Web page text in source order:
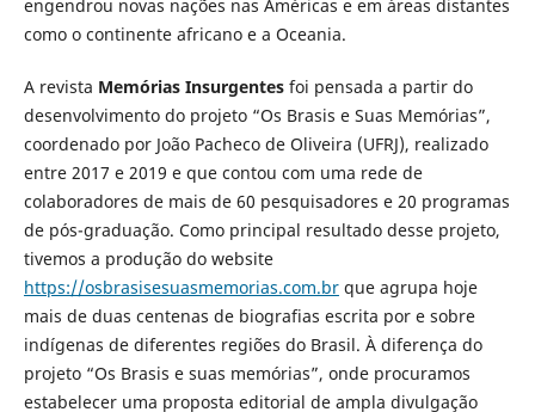
engendrou novas nações nas Américas e em áreas distantes
como o continente africano e a Oceania.
A revista Memórias Insurgentes foi pensada a partir do
desenvolvimento do projeto “Os Brasis e Suas Memórias”,
coordenado por João Pacheco de Oliveira (UFRJ), realizado
entre 2017 e 2019 e que contou com uma rede de
colaboradores de mais de 60 pesquisadores e 20 programas
de pós-graduação. Como principal resultado desse projeto,
tivemos a produção do website
https://osbrasisesuasmemorias.com.brque agrupa hoje
mais de duas centenas de biografias escrita por e sobre
indígenas de diferentes regiões do Brasil. À diferença do
projeto “Os Brasis e suas memórias”, onde procuramos
estabelecer uma proposta editorial de ampla divulgação